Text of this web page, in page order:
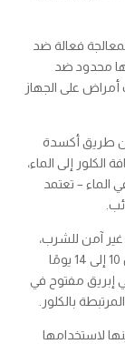
فعالة ضد
محدود ضد
على الجهاز
عن طريق أكسدة
الكلور إلى الماء،
الماء – تعتمد
غير آمن للشرب،
لكنه يضفي طعمًا ورائحة مميزة يجب أن تزول خلال 10 إلى 14 يومًا
إبريق مفتوح في
بالكلور.
لاستخدامها